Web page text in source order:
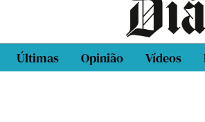
Últimas Opinião Vídeos